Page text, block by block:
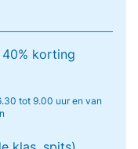
korting
tot 9.00 uur en van